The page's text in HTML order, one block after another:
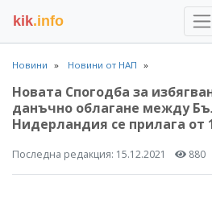
kik.info
Новини Новини от НАП
Новата Спогодба за
данъчно облагане между
Нидерландия се прилага от
Последна редакция: 15.12.2021 880